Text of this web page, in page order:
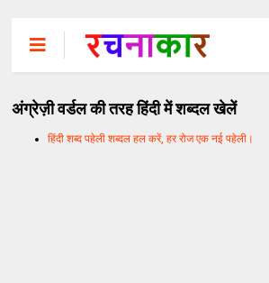
अंग्रेज़ी वर्डल की तरह हिंदी में शब्दल खेलें
हिंदी शब्द पहेली शब्दल हल करें, हर रोज एक नई पहेली।